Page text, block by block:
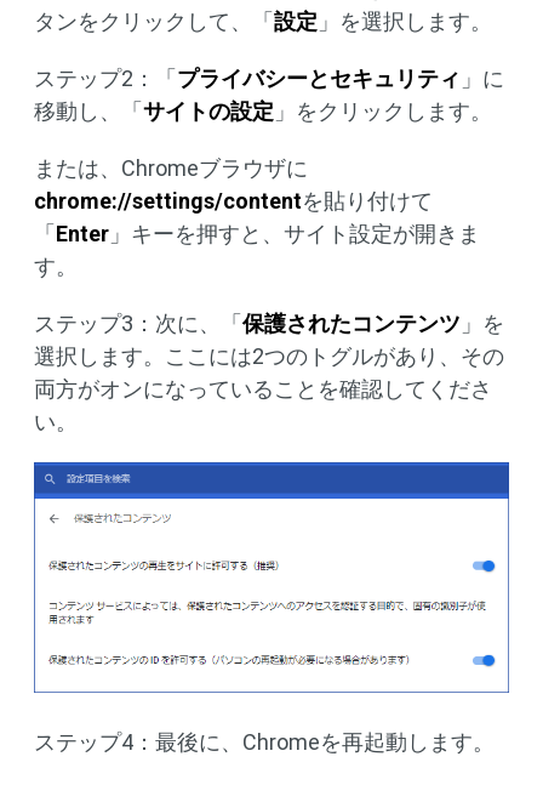
タンをクリックして、「 設定 」を選択します。
ステップ2：「 プライバシーとセキュリティ 」に
移動し、「 サイトの設定 」をクリックします。
または、Chromeブラウザに
chrome://settings/contentを貼り付けて
「 Enter 」キーを押すと、サイト設定が開きま
す。
ステップ3：次に、「 保護されたコンテンツ 」を
選択します。ここには2つのトグルがあり、その
両方がオンになっていることを確認してくださ
い。
ステップ4：最後に、Chromeを再起動します。